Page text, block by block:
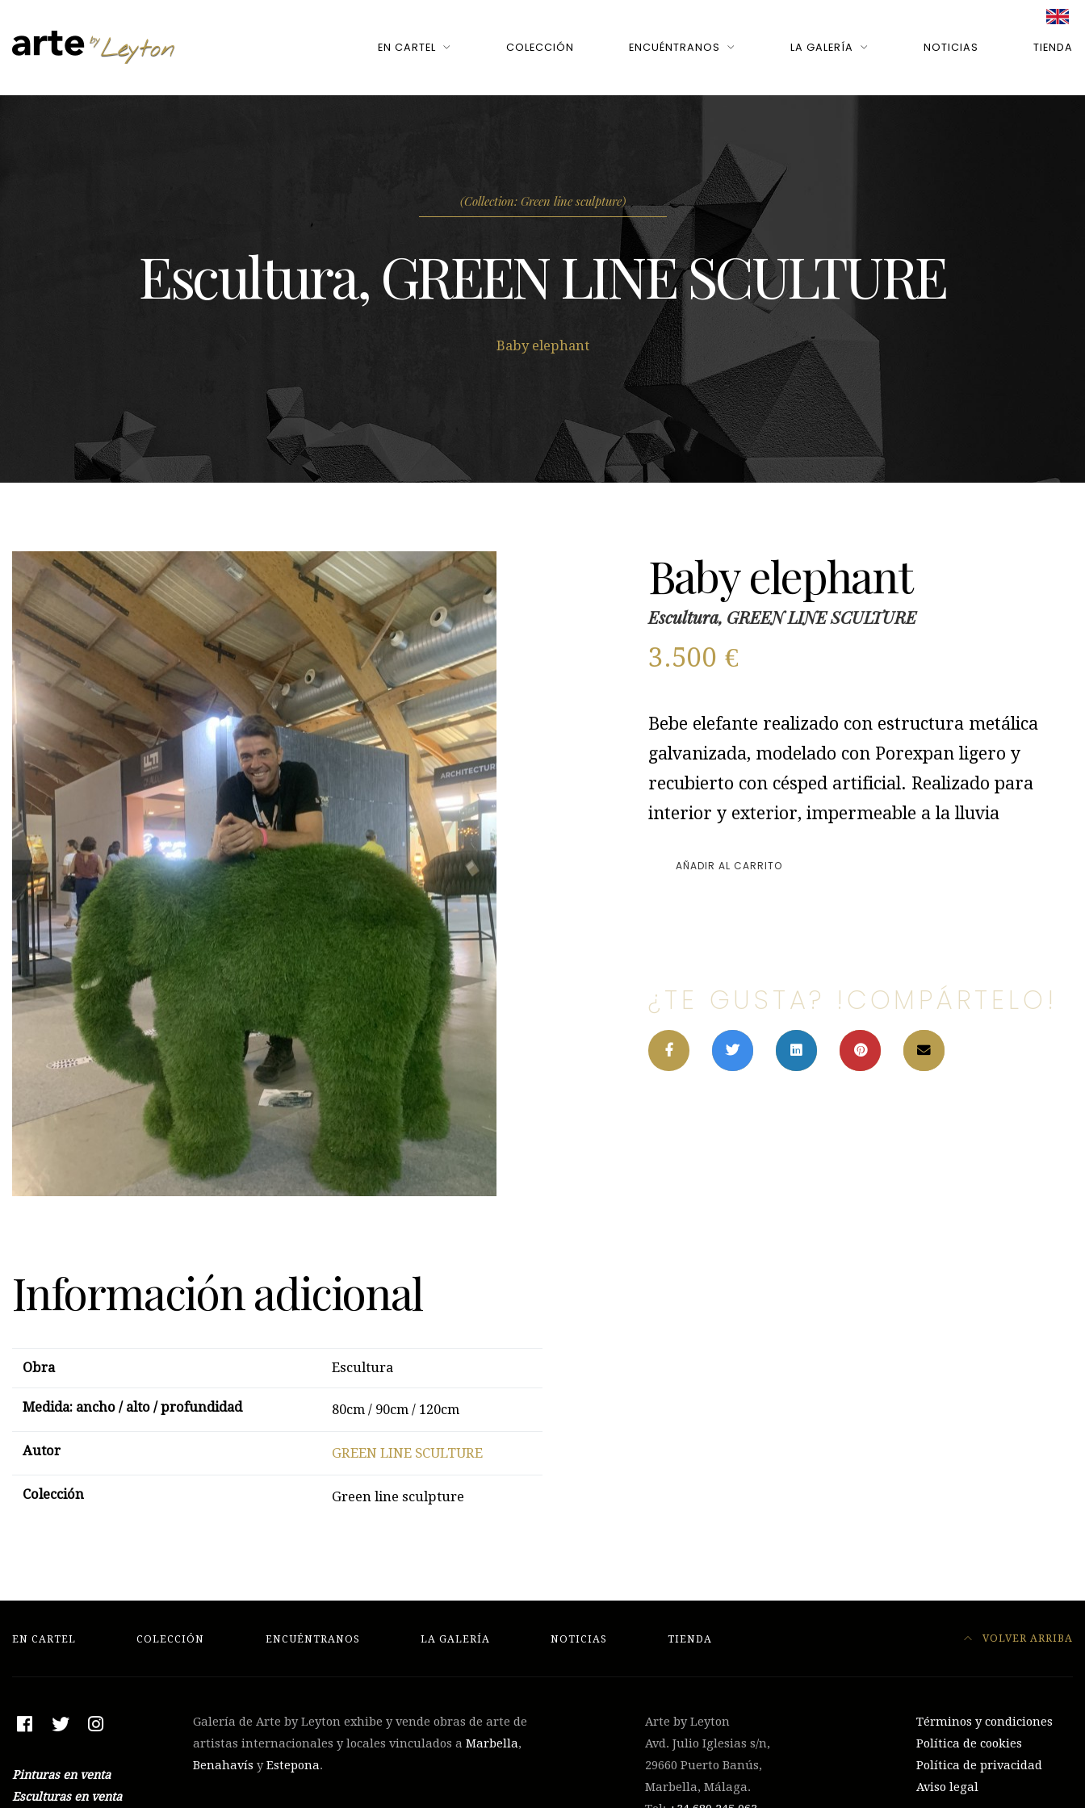
EN CARTEL COLECCIÓN ENCUÉNTRANOS LA GALERÍA NOTICIAS TIENDA
(Collection: Green line sculpture)
Escultura, GREEN LINE SCULTURE
Baby elephant
Baby elephant
Escultura, GREEN LINE SCULTURE
3.500€
Bebe elefante realizado con estructura metálica
galvanizada, modelado con Porexpan ligero y
recubierto con césped artificial. Realizado para
interior y exterior, impermeable a la lluvia
AÑADIR AL CARRITO
¿TE GUSTA? !COMPÁRTELO!
Información adicional
Obra Escultura
Medida: ancho / alto / profundidad 80cm / 90cm / 120cm
Autor GREEN LINE SCULTURE
Colección Green line sculpture
EN CARTEL COLECCIÓN ENCUÉNTRANOS LA GALERÍA NOTICIAS TIENDA VOLVER ARRIBA
Pinturas en venta
Esculturas en venta
Galería de Arte by Leyton exhibe y vende obras de arte de
artistas internacionales y locales vinculados a Marbella,
Benahavís yEstepona.
Arte by Leyton
Avd. Julio Iglesias s/n,
29660 Puerto Banús,
Marbella, Málaga.
Términos y condiciones
Política de cookies
Política de privacidad
Aviso legal